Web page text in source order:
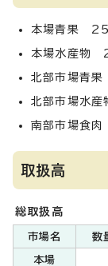
本場青果
本場水産物
北部市場青
北部市場水
南部市場食
取扱高
総取扱高
市場名 数
本場